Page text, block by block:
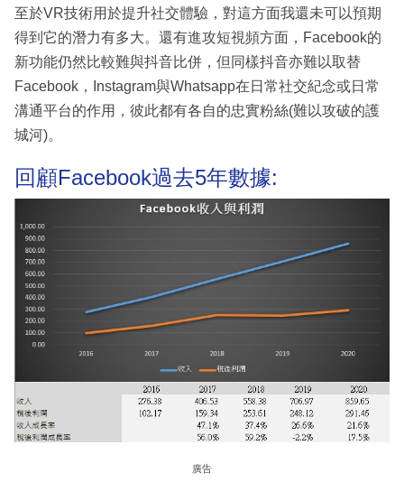
至於VR技術用於提升社交體驗，對這方面我還未可以預期
得到它的潛力有多大。還有進攻短視頻方面，Facebook的
新功能仍然比較難與抖音比併，但同樣抖音亦難以取替
Facebook，Instagram與Whatsapp在日常社交紀念或日常
溝通平台的作用，彼此都有各自的忠實粉絲(難以攻破的護
城河)。
回顧Facebook過去5年數據:
廣告